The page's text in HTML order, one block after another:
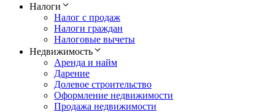
Налоги
Налог с продаж
Налоги граждан
Налоговые вычеты
Недвижимость
Аренда и найм
Дарение
Долевое строительство
Оформление недвижимости
Продажа недвижимости